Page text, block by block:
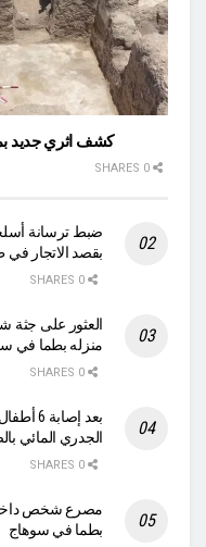
كشف اثري جديد
ضبط ترسانة
بقصد الاتجار في
العثور على جثة
منزله بطما في
بعد
الجدري المائي
مصرع شخص داخل
بطما في سوهاج